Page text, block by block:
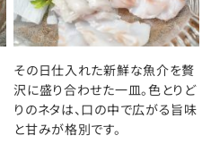
その日仕入れた新鮮な魚介を贅
沢に盛り合わせた一皿。色とりど
りのネタは、口の中で広がる旨味
と甘みが格別です。